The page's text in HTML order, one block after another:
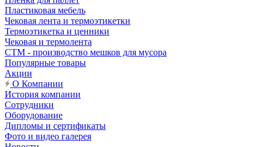
Пластиковая мебель
Чековая лента и термоэтикетки
Термоэтикетка и ценники
Чековая и термолента
СТМ - производство мешков для мусора
Популярные товары
Акции
О Компании
История компании
Сотрудники
Оборудование
Дипломы и сертификаты
Фото и видео галерея